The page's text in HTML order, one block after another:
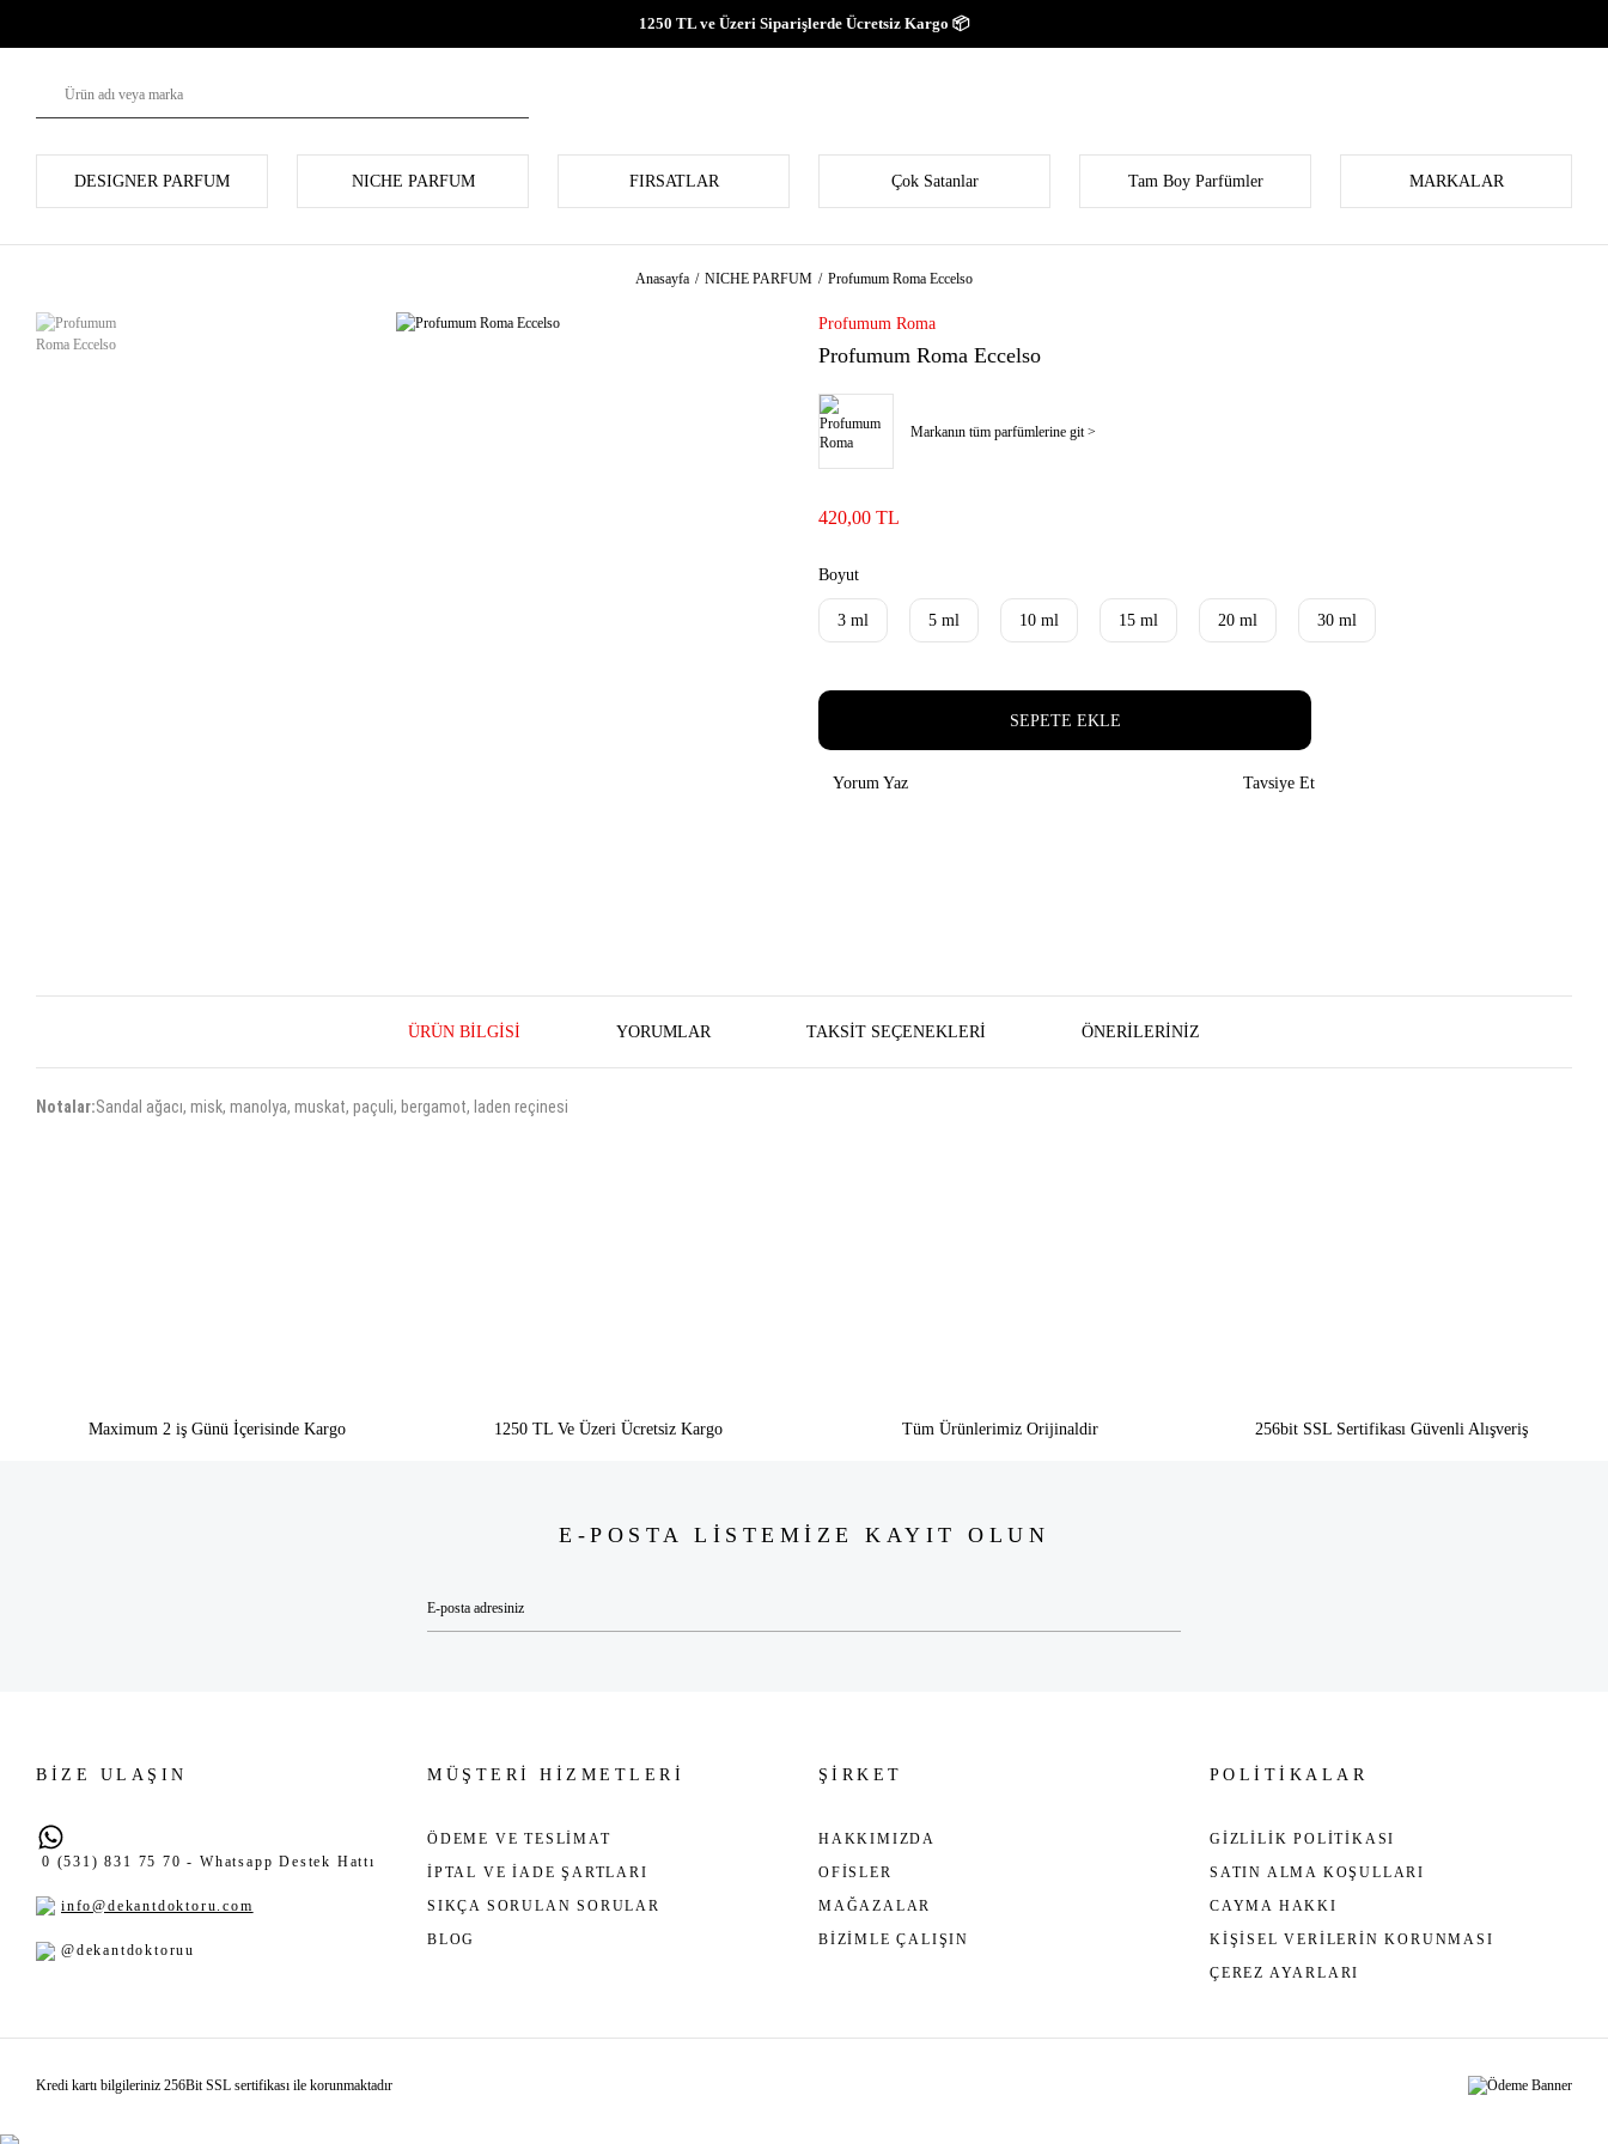
1250 TL ve Üzeri Siparişlerde Ücretsiz Kargo 📦
DESIGNER PARFUM NICHE PARFUM FIRSATLAR Çok Satanlar Tam Boy Parfümler MARKALAR
Anasayfa NICHE PARFUM Profumum Roma Eccelso
Profumum Roma
Profumum Roma Eccelso
Markanın tüm parfümlerine git >
420,00 TL
Boyut
3 ml 5 ml 10 ml 15 ml 20 ml 30 ml
SEPETE EKLE
Yorum Yaz Tavsiye Et
ÜRÜN BILGISI YORUMLAR TAKSIT SEÇENEKLERI ÖNERILERINIZ
Notalar:Sandal ağacı, misk, manolya, muskat, paçuli, bergamot, laden reçinesi
Maximum 2 iş Günü İçerisinde Kargo 1250 TL Ve Üzeri Ücretsiz Kargo Tüm Ürünlerimiz Orijinaldir 256bit SSL Sertifikası Güvenli Alışveriş
E-POSTA LİSTEMİZE KAYIT OLUN
BİZE ULAŞIN
0 (531) 831 75 70 - Whatsapp Destek Hattı
info@dekantdoktoru.com
@dekantdoktoruu
MÜŞTERİ HİZMETLERİ
ÖDEME VE TESLİMAT
İPTAL VE İADE ŞARTLARI
SIKÇA SORULAN SORULAR
BLOG
ŞİRKET
HAKKIMIZDA
OFİSLER
MAĞAZALAR
BİZİMLE ÇALIŞIN
POLİTİKALAR
GİZLİLİK POLİTİKASI
SATIN ALMA KOŞULLARI
CAYMA HAKKI
KİŞİSEL VERİLERİN KORUNMASI
ÇEREZ AYARLARI
Kredi kartı bilgileriniz 256Bit SSL sertifikası ile korunmaktadır